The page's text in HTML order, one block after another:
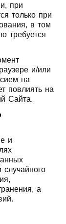
при
только при
в том
требуется
и/или
на
повлиять на
Сайта.
и
случайного
а